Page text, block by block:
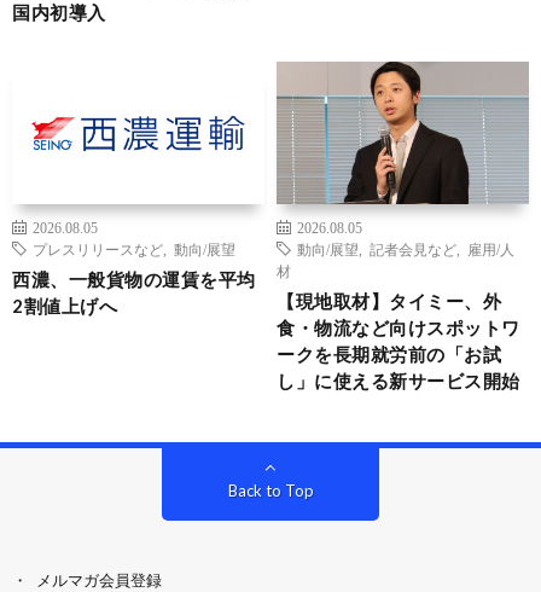
国内初導入
2026.08.05
プレスリリースなど
動向/展望
西濃、一般貨物の運賃を平均
2割値上げへ
2026.08.05
動向/展望
記者会見など
雇用/人
材
【現地取材】タイミー、外
食・物流など向けスポットワ
ークを長期就労前の「お試
し」に使える新サービス開始
Back to Top
メルマガ会員登録